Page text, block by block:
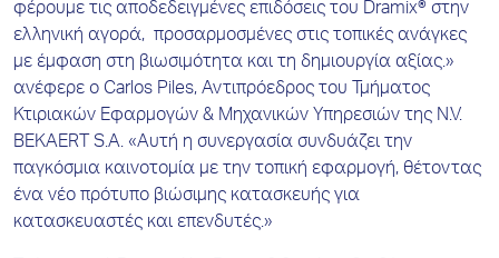
φέρουμε τις αποδεδειγμένες επιδόσεις του Dramix® στην
ελληνική αγορά, προσαρμοσμένες στις τοπικές ανάγκες
με έμφαση στη βιωσιμότητα και τη δημιουργία αξίας.»
ανέφερε ο Carlos Piles, Αντιπρόεδρος του Τμήματος
Κτιριακών Εφαρμογών & Μηχανικών Υπηρεσιών της N.V.
BEKAERT S.A. «Αυτή η συνεργασία συνδυάζει την
παγκόσμια καινοτομία με την τοπική εφαρμογή, θέτοντας
ένα νέο πρότυπο βιώσιμης κατασκευής για
κατασκευαστές και επενδυτές.»